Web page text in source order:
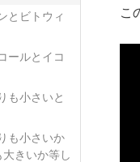
とビトウィ
ールとイコ
も小さいと
も小さいか
きいか等し
こ